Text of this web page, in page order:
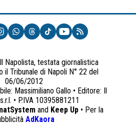
UNA
NUOVA
SCHEDA)
Napolista, testata giornalistica
il Tribunale di Napoli N° 22 del
06/06/2012
Massimiliano Gallo • Editore: Il
• P.IVA 10395881211
and Keep Up• Per la
AdKaora